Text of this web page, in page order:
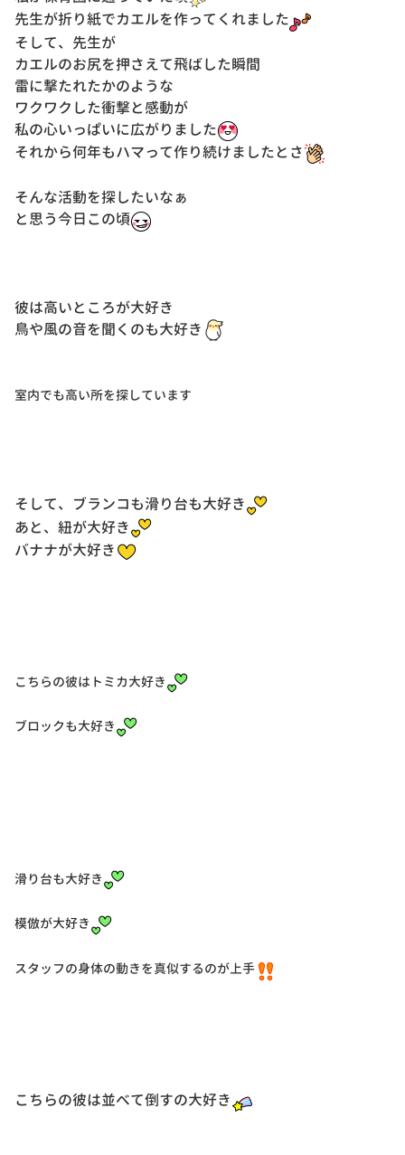
先生が折り紙でカエルを作ってくれました
そして、先生が
カエルのお尻を押さえて飛ばした瞬間
雷に撃たれたかのような
ワクワクした衝撃と感動が
私の心いっぱいに広がりました
それから何年もハマって作り続けましたとさ
そんな活動を探したいなぁ
と思う今日この頃
彼は高いところが大好き
鳥や風の音を聞くのも大好き
室内でも高い所を探しています
そして、ブランコも滑り台も大好き
あと、紐が大好き
バナナが大好き
こちらの彼はトミカ大好き
ブロックも大好き
滑り台も大好き
模倣が大好き
スタッフの身体の動きを真似するのが上手
こちらの彼は並べて倒すの大好き